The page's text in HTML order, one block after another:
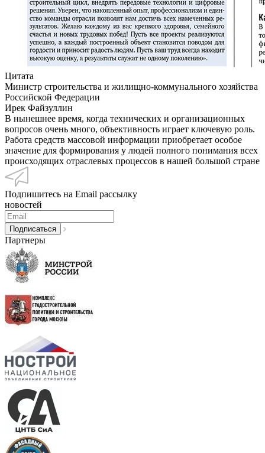
Цитата
Министр строительства и жилищно-коммунального хозяйства
Российской Федерации
Ирек Файзуллин
В нынешнее время, когда технических и организационных
вопросов очень много, объективность играет ключевую роль.
Работа средств массовой информации приобретает особое
значение для формирования у людей полного понимания всех
происходящих отраслевых процессов в нашей большой стране
Подпишитесь на Email рассылку
новостей
Партнеры